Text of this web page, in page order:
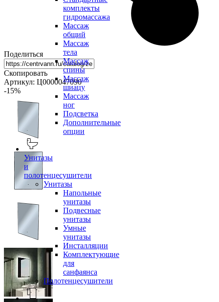
комплекты
гидромассажа
Массаж
общий
Массаж
тела
Массаж
спины
Массаж
шиацу
Массаж
ног
Подсветка
Дополнительные
опции
Унитазы
и
полотенцесушители
Унитазы
Напольные
унитазы
Подвесные
унитазы
Умные
унитазы
Инсталляции
Комплектующие
для
санфаянса
Полотенцесушители
Поделиться
Скопировать
Артикул: Ц0000047090
-15%